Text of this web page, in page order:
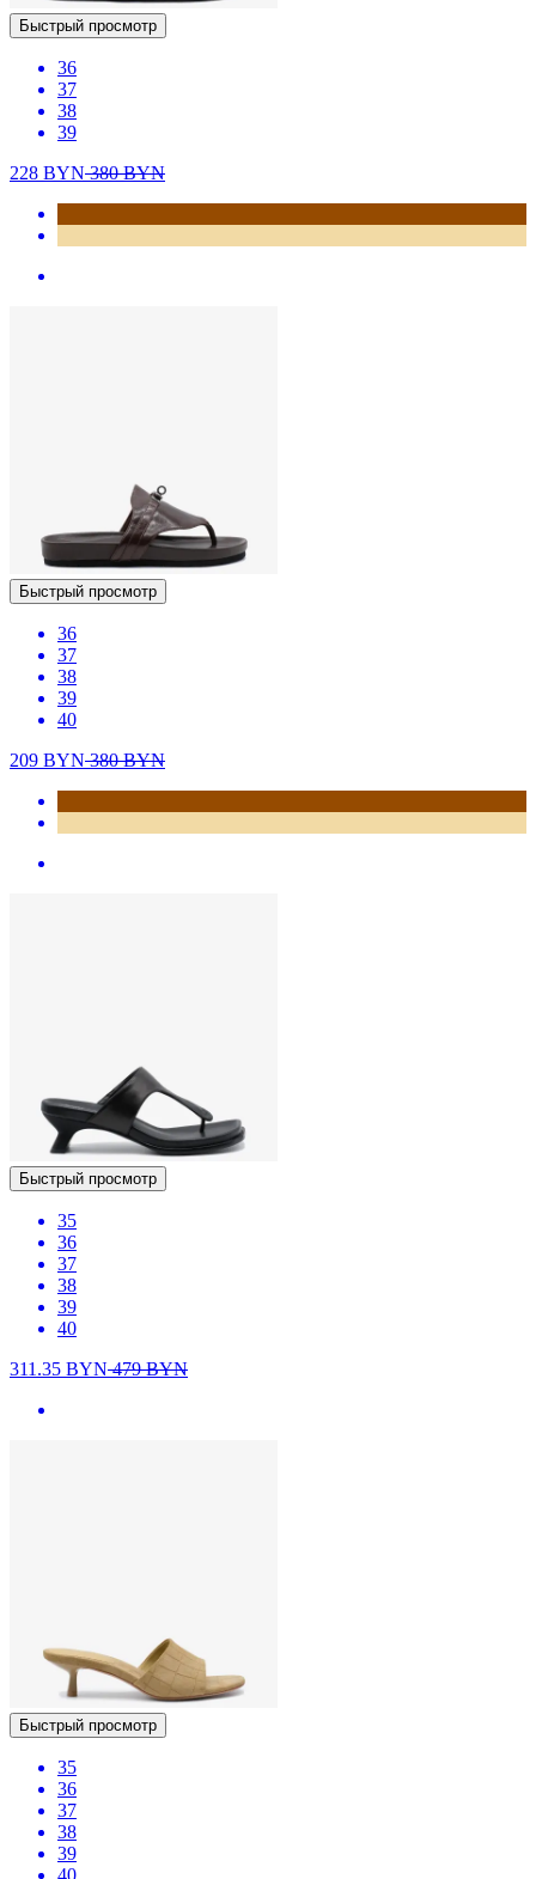
Быстрый просмотр
36
37
38
39
228 BYN380BYN
Быстрый просмотр
36
37
38
39
40
209 BYN380BYN
Быстрый просмотр
35
36
37
38
39
40
311.35 BYN479BYN
Быстрый просмотр
35
36
37
38
39
40